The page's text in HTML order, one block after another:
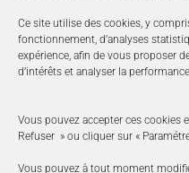
Ce site utilise des cookies, y
fonctionnement, d’analyses
expérience, afin de vous proposer
d’intérêts et analyser la
Vous pouvez accepter ces cookies
Refuser » ou cliquer sur «
Vous pouvez à tout moment